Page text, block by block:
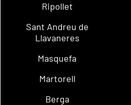
Ripollet
Sant Andreu de
Llavaneres
Masquefa
Martorell
Berga